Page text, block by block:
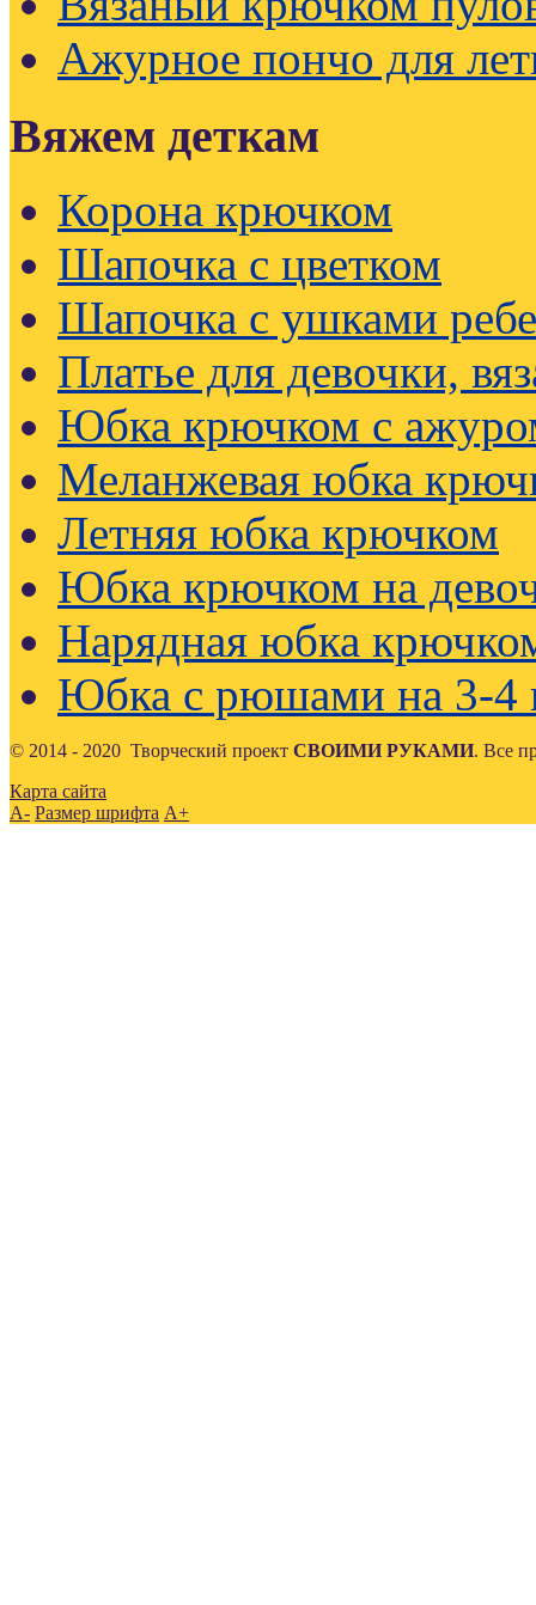
Ажурное пончо для
Вяжем деткам
Корона крючком
Шапочка с цветком
Шапочка с ушками
Платье для девочки,
Юбка крючком с
Меланжевая юбка
Летняя юбка крючком
Юбка крючком на
Нарядная юбка
Юбка с рюшами на 3-4
© 2014 - 2020 Творческий проект СВОИМИ РУКАМИ. Все
Карта сайта
A- Размер шрифта A+